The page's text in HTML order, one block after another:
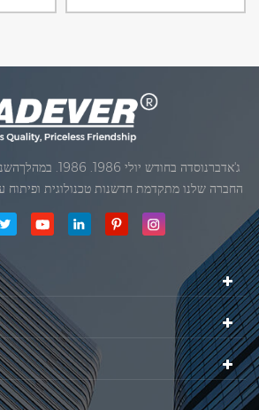
עודכן להוביל חומצה סוללה, מקלדת
ג'אדברנוסדה בחודש
החברה שלנו השיגה את המטרה האיכותי, כאשר
ג'אדברסולם ושות